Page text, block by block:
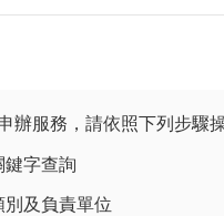
辦服務，請依照下列步驟
鍵字查詢
及負責單位